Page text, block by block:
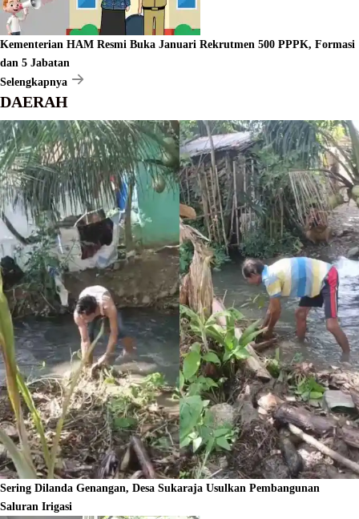
Kementerian HAM Resmi Buka Januari Rekrutmen 500 PPPK, Formasi
dan 5 Jabatan
Selengkapnya
DAERAH
Sering Dilanda Genangan, Desa Sukaraja Usulkan Pembangunan
Saluran Irigasi